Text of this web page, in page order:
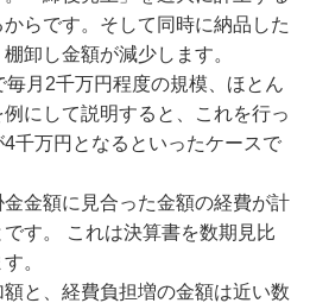
らです。そして同時に納品した
卸し金額が減少します。
月2千万円程度の規模、ほとん
にして説明すると、これを行っ
千万円となるといったケースで
金額に見合った金額の経費が計
です。 これは決算書を数期見比
。
と、経費負担増の金額は近い数